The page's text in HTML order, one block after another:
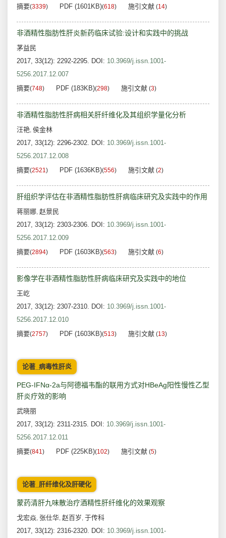
摘要(3339) PDF (1601KB)(618) 施引文献 (14)
非酒精性脂肪性肝炎新药临床试验:设计和实践中的挑战
茅益民
2017, 33(12): 2292-2295. DOI: 10.3969/j.issn.1001-
5256.2017.12.007
摘要(748) PDF (183KB)(298) 施引文献 (3)
非酒精性脂肪性肝病相关肝纤维化及其组织学量化分析
汪艳, 侯金林
2017, 33(12): 2296-2302. DOI: 10.3969/j.issn.1001-
5256.2017.12.008
摘要(2521) PDF (1636KB)(556) 施引文献 (2)
肝组织学评估在非酒精性脂肪性肝病临床研究及实践中的作用
蒋丽娜, 赵景民
2017, 33(12): 2303-2306. DOI: 10.3969/j.issn.1001-
5256.2017.12.009
摘要(2894) PDF (1603KB)(563) 施引文献 (6)
影像学在非酒精性脂肪性肝病临床研究及实践中的地位
王屹
2017, 33(12): 2307-2310. DOI: 10.3969/j.issn.1001-
5256.2017.12.010
摘要(2757) PDF (1603KB)(513) 施引文献 (13)
论著_病毒性肝炎
PEG-IFNα-2a与阿德福韦酯的联用方式对HBeAg阳性慢性乙型
肝炎疗效的影响
武晓丽
2017, 33(12): 2311-2315. DOI: 10.3969/j.issn.1001-
5256.2017.12.011
摘要(841) PDF (225KB)(102) 施引文献 (5)
论著_肝纤维化及肝硬化
蒙药清肝九味散治疗酒精性肝纤维化的效果观察
戈宏焱, 张仕华, 赵百岁, 于传科
2017, 33(12): 2316-2320. DOI: 10.3969/j.issn.1001-